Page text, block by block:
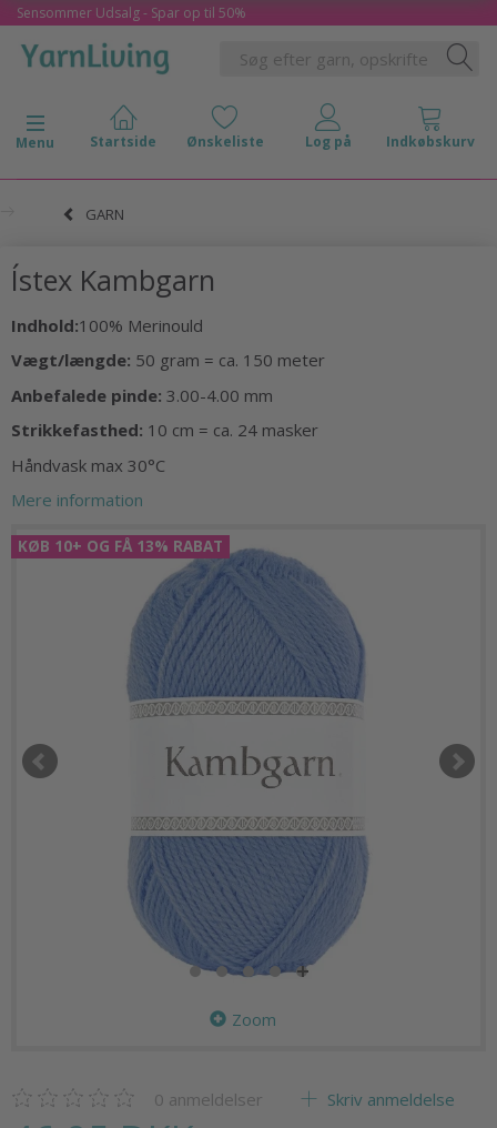
Sensommer Udsalg - Spar op til 50%
Skifte navigation
Menu
GARN
Ístex Kambgarn
Indhold:100% Merinould
Vægt/længde: 50 gram = ca. 150 meter
Anbefalede pinde: 3.00-4.00 mm
Strikkefasthed: 10 cm = ca. 24 masker
Håndvask max 30°C
Mere information
KØB 10+ OG FÅ 13% RABAT
Zoom
0 anmeldelser Skriv anmeldelse